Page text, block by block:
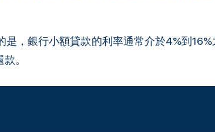
，銀行小額貸款的利率通常介於4%到
。